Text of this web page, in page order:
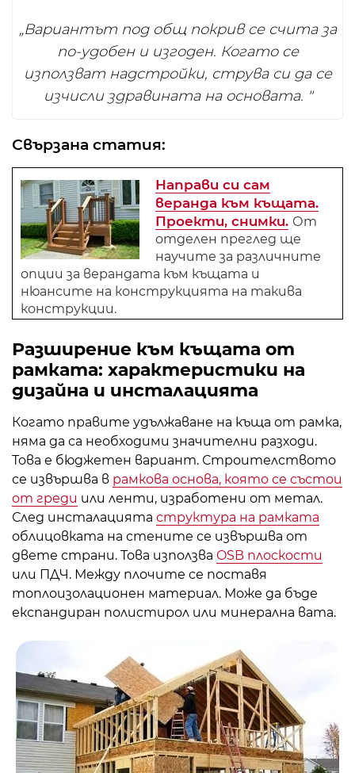
„Вариантът под общ покрив се счита за
по-удобен и изгоден. Когато се
използват надстройки, струва си да се
изчисли здравината на основата. "
Свързана статия:
Направи си сам
веранда към къщата.
Проекти, снимки. От
отделен преглед ще
научите за различните
опции за верандата към къщата и
нюансите на конструкцията на такива
конструкции.
Разширение към къщата от
рамката: характеристики на
дизайна и инсталацията
Когато правите удължаване на къща от рамка,
няма да са необходими значителни разходи.
Това е бюджетен вариант. Строителството
се извършва в рамкова основа, която се състои
от греди или ленти, изработени от метал.
След инсталацията структура на рамката
облицовката на стените се извършва от
двете страни. Това използва OSB плоскости
или ПДЧ. Между плочите се поставя
топлоизолационен материал. Може да бъде
експандиран полистирол или минерална вата.